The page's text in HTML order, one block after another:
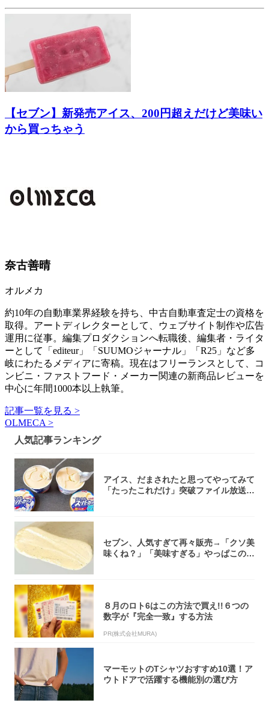
【セブン】新発売アイス、200円超えだけど美味い
から買っちゃう
奈古善晴
オルメカ
約10年の自動車業界経験を持ち、中古自動車査定士の資格を
取得。アートディレクターとして、ウェブサイト制作や広告
運用に従事。編集プロダクションへ転職後、編集者・ライタ
ーとして「editeur」「SUUMOジャーナル」「R25」など多
岐にわたるメディアに寄稿。現在はフリーランスとして、コ
ンビニ・ファストフード・メーカー関連の新商品レビューを
中心に年間1000本以上執筆。
記事一覧を見る >
OLMECA >
人気記事ランキング
アイス、だまされたと思ってやってみて
「たったこれだけ」突破ファイル放送で
セブン、人気すぎて再々販売→「クソ美
味くね？」「美味すぎる」やっぱこのク
８月のロト6はこの方法で買え!!６つの
数字が『完全一致』する方法
PR(株式会社MURA)
マーモットのTシャツおすすめ10選！ア
ウトドアで活躍する機能別の選び方